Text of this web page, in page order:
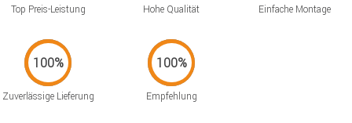
Top Preis-Leistung Hohe Qualität Einfache Montage
Zuverlässige Lieferung Empfehlung